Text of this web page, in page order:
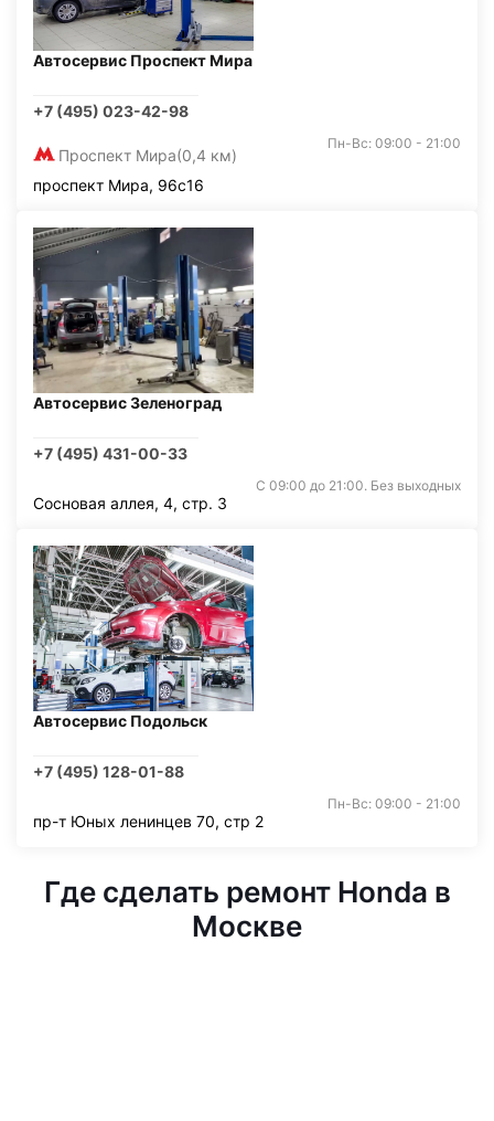
Автосервис Проспект Мира
+7 (495) 023-42-98
Проспект Мира(0,4 км)
Пн-Вс: 09:00 - 21:00
проспект Мира, 96с16
Автосервис Зеленоград
+7 (495) 431-00-33
С 09:00 до 21:00. Без выходных
Сосновая аллея, 4, стр. 3
Автосервис Подольск
+7 (495) 128-01-88
Пн-Вс: 09:00 - 21:00
пр-т Юных ленинцев 70, стр 2
Где сделать ремонт Honda в
Москве